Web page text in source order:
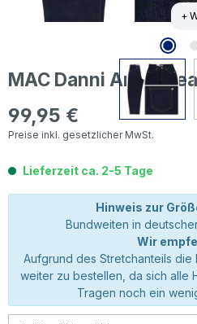
+
MAC Danni Ankle
Regulärer Preis:
99,95 €
Preise inkl. gesetzlicher MwSt.
Lieferzeit ca. 2-5 Tage
Hinweis zur
Bundweiten in
Wir
Aufgrund des Stretchanteils
weiter zu bestellen, da sich alle
Tragen noch ein